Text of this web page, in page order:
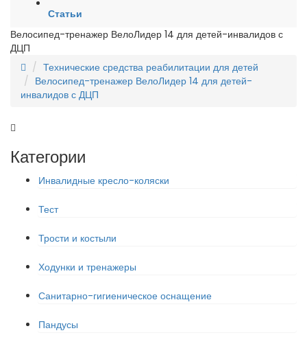
Статьи
Велосипед-тренажер ВелоЛидер 14 для детей-инвалидов с
ДЦП
Технические средства реабилитации для детей
Велосипед-тренажер ВелоЛидер 14 для детей-
инвалидов с ДЦП
Категории
Инвалидные кресло-коляски
Тест
Трости и костыли
Ходунки и тренажеры
Санитарно-гигиеническое оснащение
Пандусы